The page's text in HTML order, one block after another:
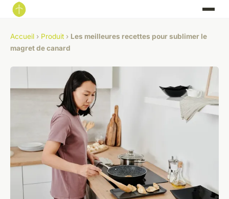
Accueil › Produit › Les meilleures recettes pour sublimer le
magret de canard